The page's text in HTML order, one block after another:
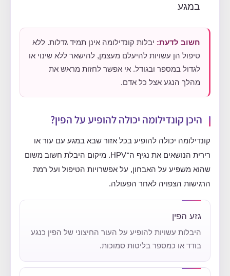
במגע
חשוב לדעת:יבלות קונדילומה אינן תמיד גדלות. ללא
טיפול הן עשויות להיעלם מעצמן, להישאר ללא שינוי או
לגדול במספר ובגודל. אי אפשר לחזות מראש את
מהלך הנגע אצל כל אדם.
היכן קונדילומה יכולה להופיע על הפין?
קונדילומה יכולה להופיע בכל אזור שבא במגע עם עור או
רירית הנושאים את נגיף ה־HPV. מיקום היבלת חשוב משום
שהוא משפיע על האבחון, על אפשרויות הטיפול ועל רמת
הרגישות הצפויה לאחר הפעולה.
גזע הפין
היבלות עשויות להופיע על העור החיצוני של הפין כנגע
בודד או כמספר בליטות סמוכות.